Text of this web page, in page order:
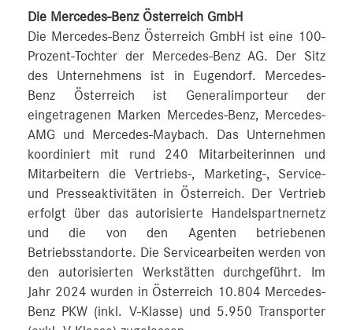
Die Mercedes-Benz Österreich GmbH
Die Mercedes-Benz Österreich GmbH ist eine 100-
Prozent-Tochter der Mercedes-Benz AG. Der Sitz
des Unternehmens ist in Eugendorf. Mercedes-
Benz Österreich ist Generalimporteur der
eingetragenen Marken Mercedes-Benz, Mercedes-
AMG und Mercedes-Maybach. Das Unternehmen
koordiniert mit rund 240 Mitarbeiterinnen und
Mitarbeitern die Vertriebs-, Marketing-, Service-
und Presseaktivitäten in Österreich. Der Vertrieb
erfolgt über das autorisierte Handelspartnernetz
und die von den Agenten betriebenen
Betriebsstandorte. Die Servicearbeiten werden von
den autorisierten Werkstätten durchgeführt. Im
Jahr 2024 wurden in Österreich 10.804 Mercedes-
Benz PKW (inkl. V-Klasse) und 5.950 Transporter